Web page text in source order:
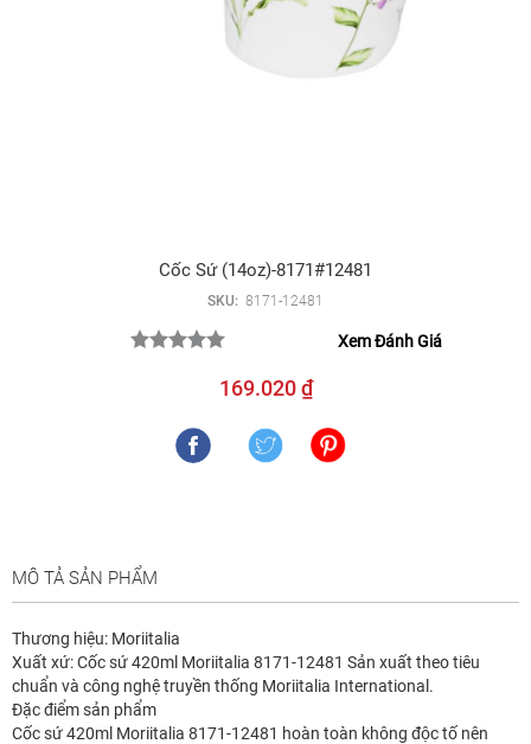
Cốc Sứ (14oz)-8171#12481
SKU: 8171-12481
Xem Đánh Giá
169.020 ₫
MÔ TẢ SẢN PHẨM
Thương hiệu: Moriitalia
Xuất xứ: Cốc sứ 420ml Moriitalia 8171-12481 Sản xuất theo tiêu
chuẩn và công nghệ truyền thống Moriitalia International.
Đặc điểm sản phẩm
Cốc sứ 420ml Moriitalia 8171-12481 hoàn toàn không độc tố nên